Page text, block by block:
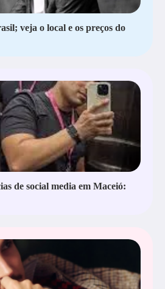
veja o local e os preços do
de social media em Maceió: